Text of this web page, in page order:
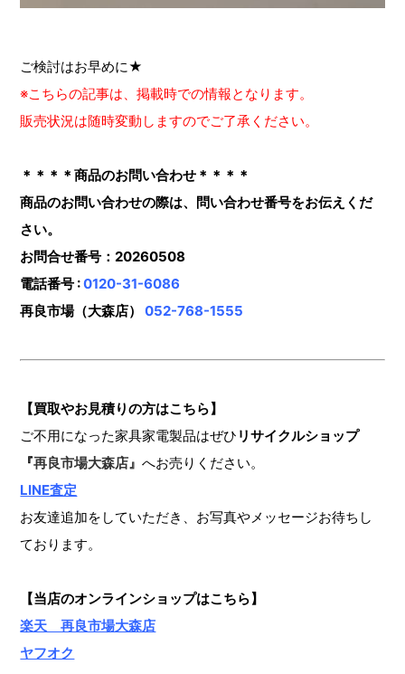
ご検討はお早めに★
※こちらの記事は、掲載時での情報となります。
販売状況は随時変動しますのでご了承ください。
＊＊＊＊商品のお問い合わせ＊＊＊＊
商品のお問い合わせの際は、問い合わせ番号をお伝えくだ
さい。
お問合せ番号：20260508
電話番号 :0120-31-6086
再良市場（大森店）052-768-1555
【買取やお見積りの方はこちら】
ご不用になった家具家電製品はぜひ リサイクルショップ
『再良市場大森店』へお売りください。
LINE査定
お友達追加をしていただき、お写真やメッセージお待ちし
ております。
【当店のオンラインショップはこちら】
楽天 再良市場大森店
ヤフオク